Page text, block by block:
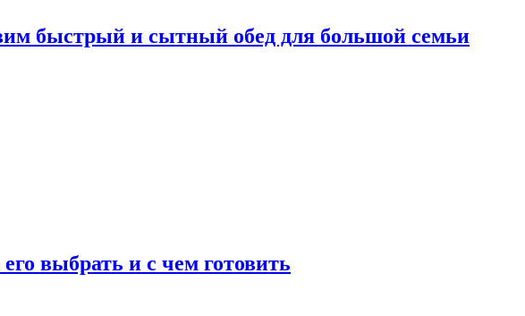
быстрый и сытный обед для большой семьи
выбрать и с чем готовить